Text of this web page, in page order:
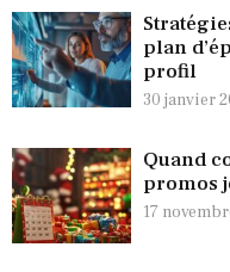
plan
profil
30 janvier
Quand
promos
17